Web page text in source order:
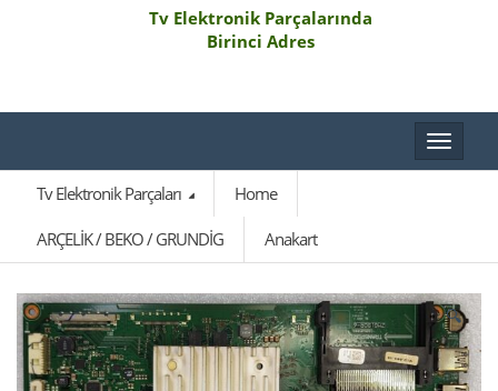
Tv Elektronik Parçalarında
Birinci Adres
Toggle
Tv Elektronik Parçaları
Home
ARÇELİK / BEKO / GRUNDİG Anakart
🔍